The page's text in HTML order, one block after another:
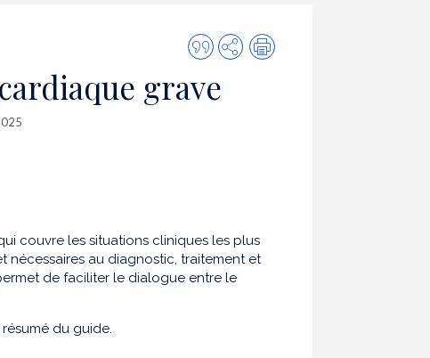
Citer
cette
publication
PartagerImpression
grave
couvre les situations cliniques les plus
nécessaires au diagnostic, traitement et
de faciliter le dialogue entre le
résumé du guide.